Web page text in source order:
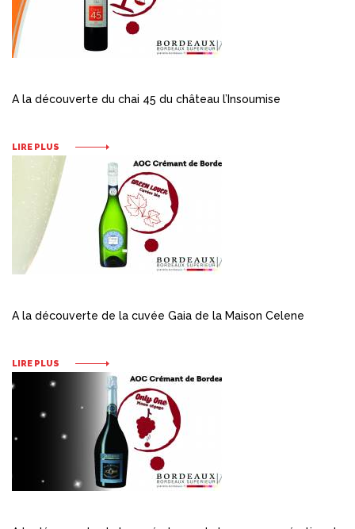
A la découverte du chai 45 du château l’Insoumise
LIRE PLUS
A la découverte de la cuvée Gaia de la Maison Celene
LIRE PLUS